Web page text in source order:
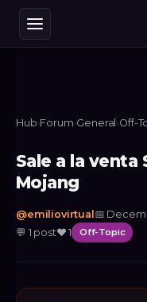
Hub›Forum›General ›Off-
Sale a la venta
Mojang
@emiliovirtual 📅
💬 1 post❤️1 Off-Topic